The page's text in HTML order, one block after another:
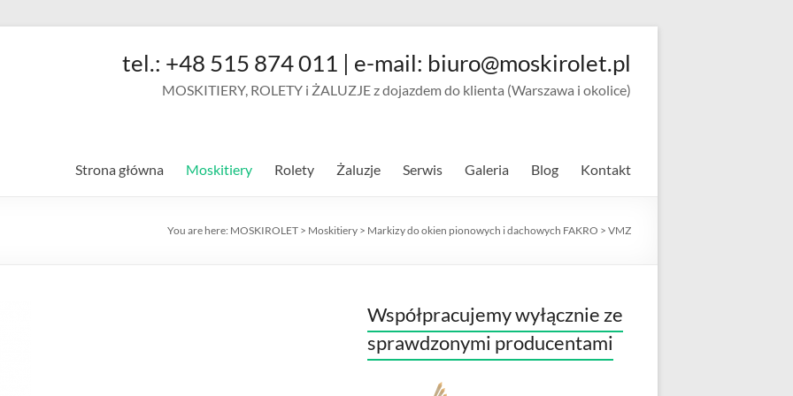
tel.: +48 515 874 011 | e-mail: biuro@moskirolet.pl
MOSKITIERY, ROLETY i ŻALUZJE z dojazdem do klienta (Warszawa i okolice)
Strona główna Moskitiery Rolety Żaluzje Serwis Galeria Blog Kontakt
You are here: MOSKIROLET > Moskitiery > Markizy do okien pionowych i dachowych FAKRO > VMZ
Współpracujemy wyłącznie ze
sprawdzonymi producentami